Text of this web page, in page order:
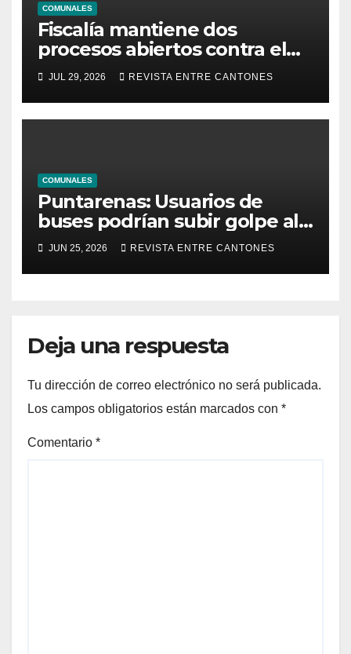
COMUNALES
Fiscalía mantiene dos
procesos abiertos contra el
alcalde de Grecia
JUL 29, 2026 REVISTA ENTRE CANTONES
COMUNALES
Puntarenas: Usuarios de
buses podrían subir golpe al
bolsillo
JUN 25, 2026 REVISTA ENTRE CANTONES
Deja una respuesta
Tu dirección de correo electrónico no será publicada.
Los campos obligatorios están marcados con *
Comentario *